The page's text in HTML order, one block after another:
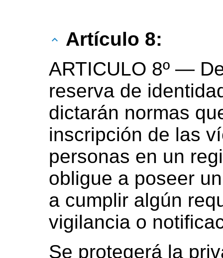
Artículo 8:
ARTICULO 8º —
reserva de
dictarán normas
inscripción de las
personas en un
obligue a poseer
a cumplir algún
vigilancia o
Se protegerá la